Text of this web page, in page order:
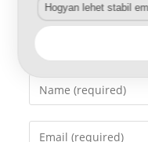
Enter
your
name
Enter
Hogyan lehet stabil